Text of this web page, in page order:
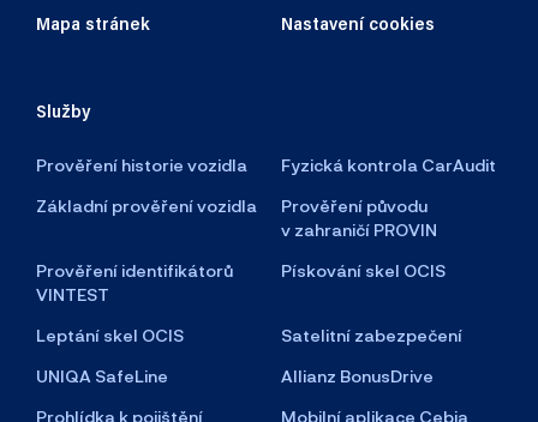
Mapa stránek Nastavení cookies
Služby
Prověření historie vozidla
Fyzická kontrola CarAudit
Základní prověření vozidla
Prověření původu
v zahraničí PROVIN
Prověření identifikátorů
VINTEST
Pískování skel OCIS
Leptání skel OCIS
Satelitní zabezpečení
UNIQA SafeLine
Allianz BonusDrive
Prohlídka k pojištění
Mobilní aplikace Cebia